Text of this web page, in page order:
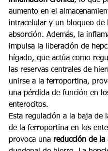
aumento en el
intracelular y un bloqueo de
absorción. Además, la
impulsa la liberación de
hígado, que actúa como
las reservas centrales de
unirse a la ferroportina,
una pérdida de función en
enterocitos.
Esta regulación a la baja de
de la ferroportina en los
provoca una reducción de la